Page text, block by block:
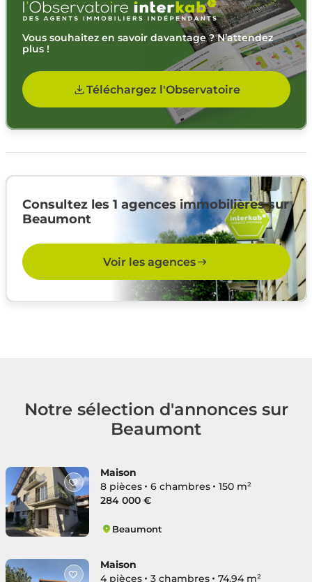
Vous souhaitez en savoir davantage ? N’attendez
plus !
Téléchargez l'Observatoire
Consultez les 1 agences immobilières sur
Beaumont
Voir les agences
Notre sélection d'annonces sur
Beaumont
Maison
8 pièces
6 chambres
150 m²
284 000 €
Beaumont
Maison
4 pièces
3 chambres 74.94 m²